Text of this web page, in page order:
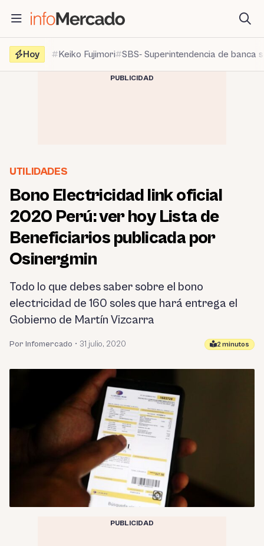
contenido
Hoy
Keiko Fujimori SBS- Superintendencia de banca
PUBLICIDAD
UTILIDADES
Bono Electricidad link oficial
2020 Perú: ver hoy Lista de
Beneficiarios publicada por
Osinergmin
Todo lo que debes saber sobre el bono
electricidad de 160 soles que hará entrega el
Gobierno de Martín Vizcarra
Por Infomercado • 31 julio, 2020 2 minutos
PUBLICIDAD